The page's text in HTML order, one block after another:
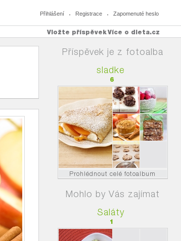
Přihlášení Registrace Zapomenuté heslo
Více o dieta.cz
Vložte příspěvek
Příspěvek je z fotoalba
sladke
6
Prohlédnout celé fotoalbum
Mohlo by Vás zajímat
Saláty
1